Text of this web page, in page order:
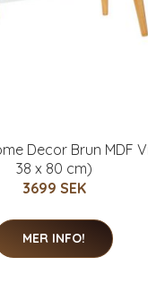
Decor Brun MDF
38 x 80 cm)
3699 SEK
MER INFO!